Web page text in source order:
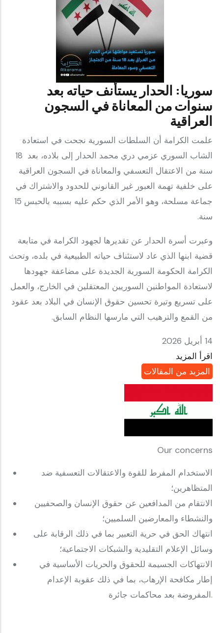
سوريا: الحدار يستأنف حياته بعد
سنوات من المعاناة في السجون
العراقية
علمت الكرامة أن السلطات السورية نجحت في استعادة
الشاب السوري عزمي دري محمد الحدار إلى بلاده، بعد 18
سنة من الاعتقال التعسفي والمعاناة في السجون العراقية
على خلفية تهمة العبور غير القانوني للحدود والاشتراك في
جماعة مسلحة، وهو الأمر الذي حكم عليه بسببه بالحبس 15
سنة.
وعبرت أسرة الحدار عن تقديرها لجهود الكرامة في متابعة
قضية ابنها الذي عاد لاستئناف حياته الطبيعية في بلده، وتحث
الكرامة الحكومة السورية الجديدة على مضاعفة جهودها
لاستعادة المواطنين السوريين المعتقلين في الخارج، والعمل
على تسريع وتيرة تحسين حقوق الإنسان في البلاد بعد عقود
من القمع والترهيب التي مارسها النظام السابق.
14 أبريل 2026
اقرأ المزيد
المزيد من المقالات
Our concerns
الاستخدام المفرط للقوة والاعتقالات التعسفية ضد
المتظاهرين؛
الانتقام من المدافعين عن حقوق الإنسان والصحفيين
والنشطاء والمعارضين السلميين؛
انتهاك الحق في حرية التعبير بما في ذلك الرقابة على
وسائل الإعلام التقليدية والشبكات الاجتماعية؛
الانتهاكات الجسيمة للحقوق والحريات الأساسية في
إطار مكافحة الإرهاب، بما في ذلك عقوبة الإعدام
المفروضة بعد محاكمات جائرة.